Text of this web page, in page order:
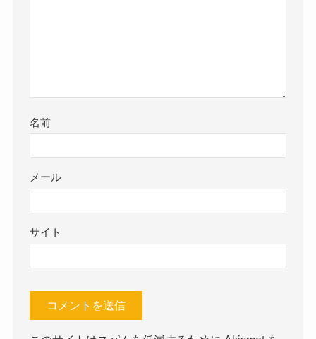
名前
メール
サイト